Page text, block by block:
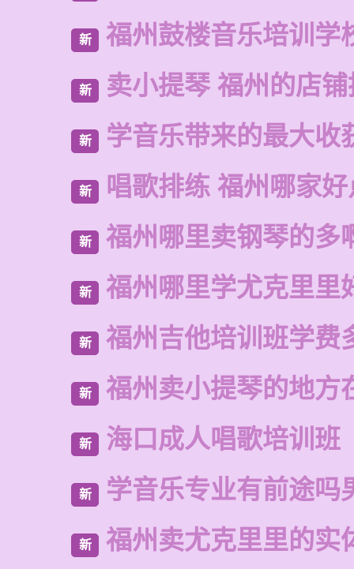
新 福州鼓楼音乐培训学
新 卖小提琴 福州的店
新 学音乐带来的最大收
新 唱歌排练 福州哪家好
新 福州哪里卖钢琴的多
新 福州哪里学尤克里里
新 福州吉他培训班学费
新 福州卖小提琴的地方
新 海口成人唱歌培训班
新 学音乐专业有前途吗
新 福州卖尤克里里的实